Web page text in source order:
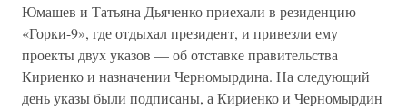
Юмашев и Татьяна Дьяченко приехали в резиденцию
«Горки-9», где отдыхал президент, и привезли ему
проекты двух указов — об отставке правительства
Кириенко и назначении Черномырдина. На следующий
день указы были подписаны, а Кириенко и Черномырдин